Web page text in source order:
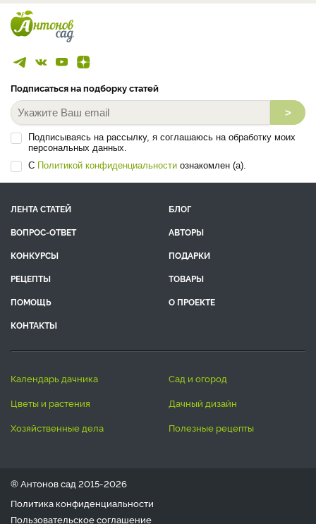
Подписаться на подборку статей
>
Подписываясь на рассылку, я соглашаюсь на обработку моих
персональных данных.
С Политикой конфиденциальности ознакомлен (а).
ЛЕНТА СТАТЕЙ
БЛОГ
ВОПРОС-ОТВЕТ
АВТОРЫ
КОНКУРСЫ
ПОДАРКИ
РЕЦЕПТЫ
ТОВАРЫ
ПОМОЩЬ
О ПРОЕКТЕ
КОНТАКТЫ
календарь дачника
сад и огород
цветы и растения
дачный дизайн
хозяйственные дела
полезные рецепты
® Антонов сад 2015-2026
Политика конфиденциальности
Пользовательское соглашение